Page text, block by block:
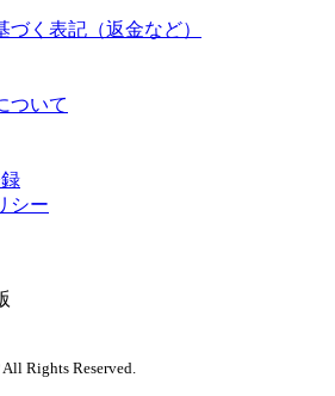
く表記（返金など）
ついて
シー
Rights Reserved.